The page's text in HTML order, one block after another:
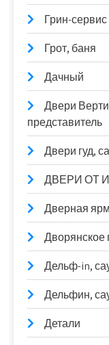
Грин-сервис
Грот, баня
Дачный
Двери
представитель
Двери гуд,
ДВЕРИ ОТ И
Дверная
Дворянское
Дельф-in,
Дельфин,
Детали